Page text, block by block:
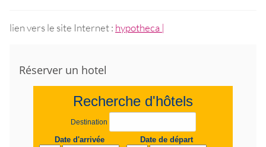
lien vers le site Internet : hypotheca |
Réserver un hotel
Recherche d'hôtels
Destination
Date d'arrivée Date de départ